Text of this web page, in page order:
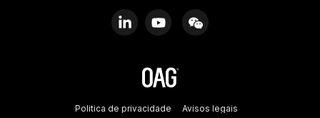
Política de privacidade Avisos legais
LinkedinYouTubeWeChat